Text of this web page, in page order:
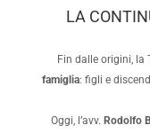
LA
Fin dalle origini, la
famiglia: figli e
Oggi, l’avv. Rodolfo